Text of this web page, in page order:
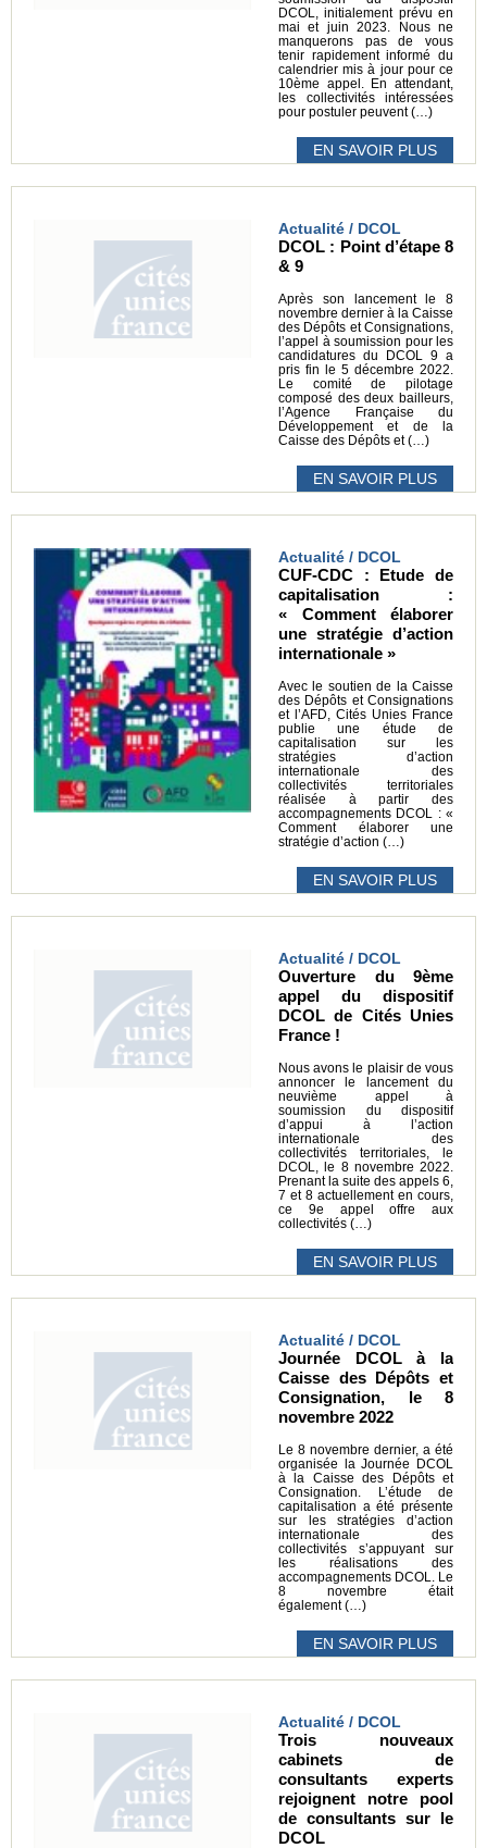
DCOL, initialement prévu en
mai et juin 2023. Nous ne
manquerons pas de vous
tenir rapidement informé du
calendrier mis à jour pour ce
10ème appel. En attendant,
les collectivités intéressées
pour postuler peuvent (…)
EN SAVOIR PLUS
Actualité / DCOL
DCOL : Point d’étape 8
& 9
Après son lancement le 8
novembre dernier à la Caisse
des Dépôts et Consignations,
l’appel à soumission pour les
candidatures du DCOL 9 a
pris fin le 5 décembre 2022.
Le comité de pilotage
composé des deux bailleurs,
l’Agence Française du
Développement et de la
Caisse des Dépôts et (…)
EN SAVOIR PLUS
Actualité / DCOL
CUF-CDC : Etude de
capitalisation :
« Comment élaborer
une stratégie d’action
internationale »
Avec le soutien de la Caisse
des Dépôts et Consignations
et l’AFD, Cités Unies France
publie une étude de
capitalisation sur les
stratégies d’action
internationale des
collectivités territoriales
réalisée à partir des
accompagnements DCOL : «
Comment élaborer une
stratégie d’action (…)
EN SAVOIR PLUS
Actualité / DCOL
Ouverture du 9ème
appel du dispositif
DCOL de Cités Unies
France !
Nous avons le plaisir de vous
annoncer le lancement du
neuvième appel à
soumission du dispositif
d’appui à l’action
internationale des
collectivités territoriales, le
DCOL, le 8 novembre 2022.
Prenant la suite des appels 6,
7 et 8 actuellement en cours,
ce 9e appel offre aux
collectivités (…)
EN SAVOIR PLUS
Actualité / DCOL
Journée DCOL à la
Caisse des Dépôts et
Consignation, le 8
novembre 2022
Le 8 novembre dernier, a été
organisée la Journée DCOL
à la Caisse des Dépôts et
Consignation. L’étude de
capitalisation a été présente
sur les stratégies d’action
internationale des
collectivités s’appuyant sur
les réalisations des
accompagnements DCOL. Le
8 novembre était
également (…)
EN SAVOIR PLUS
Actualité / DCOL
Trois nouveaux
cabinets de
consultants experts
rejoignent notre pool
de consultants sur le
DCOL